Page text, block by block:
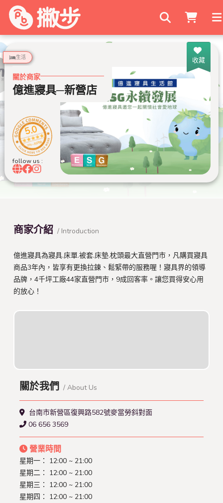
搜尋商家
收藏
生活
關於商家
億進寢具─新營店
5.0
999+ 則評論
follow us :
商家介紹 / Introduction
億進寢具為寢具.床單.被套.床墊.枕頭最大直營門市，凡購買寢具
商品3年內，皆享有更換拉鍊、鬆緊帶的服務喔！寢具界的領導
品牌，4千坪工廠44家直營門市，9成回客率。讓您買得安心用
的放心！
關於我們 / About Us
台南市新營區復興路582號麥當勞斜對面
06 656 3569
營業時間
星期一： 12:00 ~ 21:00
星期二： 12:00 ~ 21:00
星期三： 12:00 ~ 21:00
星期四： 12:00 ~ 21:00